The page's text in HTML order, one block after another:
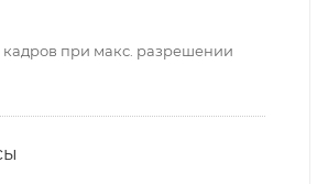
кадров при макс. разрешении